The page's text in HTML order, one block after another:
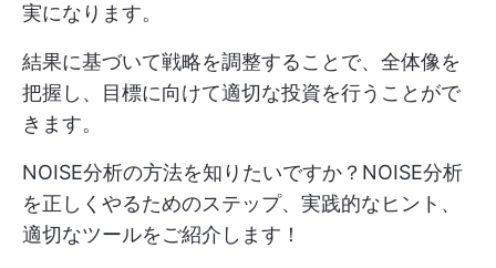
実になります。
結果に基づいて戦略を調整することで、全体像を
把握し、目標に向けて適切な投資を行うことがで
きます。
NOISE分析の方法を知りたいですか？NOISE分析
を正しくやるためのステップ、実践的なヒント、
適切なツールをご紹介します！